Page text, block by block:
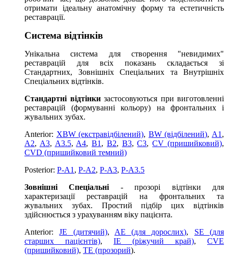
отримати ідеальну анатомічну форму та естетичність
реставрації.
Система відтінків
Унікальна система для створення "невидимих"
реставрацій для всіх показань складається зі
Стандартних, Зовнішніх Спеціальних та Внутрішніх
Спеціальних відтінків.
Стандартні відтінкизастосовуються при виготовленні
реставрацій (формуванні кольору) на фронтальних і
жувальних зубах.
Anterior: XBW (екстравідбілений), BW (відбілений), A1 ,
A2, A3, A3.5, A4,B1 , B2, B3,C3,CV (пришийковий),
CVD (пришийковий темний)
Posterior: P-A1 , P-A2, P-A3, P-A3.5
Зовнішні Спеціальні - прозорі відтінки для
характеризації реставрацій на фронтальних та
жувальних зубах. Простий підбір цих відтінків
здійснюється з урахуванням віку пацієнта.
Anterior:JE (дитячий), AE (для дорослих), SE (для
старших пацієнтів), IE (ріжучий край), CVE
(пришийковий), ТE (прозорий).